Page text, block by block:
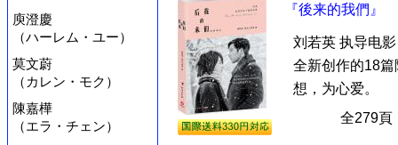
庾澄慶
（ハーレム・ユー）
莫文蔚
（カレン・モク）
陳嘉樺
（エラ・チェン）
『後来的我們』
刘若英 执导电
全新创作的18
想，为心爱。
全279